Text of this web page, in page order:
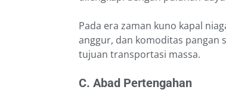
Pada era zaman kuno kapal
anggur, dan komoditas pangan
tujuan transportasi massa.
C. Abad Pertengahan